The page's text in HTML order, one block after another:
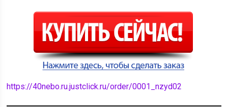
https://40nebo.ru.justclick.ru/order/0001_nzyd02